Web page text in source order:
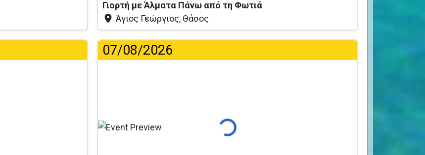
Γιορτή με Άλματα Πάνω από τη Φωτιά
Άγιος Γεώργιος, Θάσος
07/08/2026
Φόρτωση...